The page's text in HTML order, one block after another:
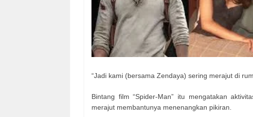
“Jadi kami (bersama Zendaya) sering merajut di
Bintang film “Spider-Man” itu mengatakan
merajut membantunya menenangkan pikiran.